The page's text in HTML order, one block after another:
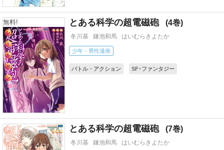
無料! とある科学の超電磁砲 4
冬川基 鎌池和馬 はいむらきよたか
少年・男性漫画
バトル・アクション
SF･ファンタジー
とある科学の超電磁砲 7
冬川基 鎌池和馬 はいむらきよたか